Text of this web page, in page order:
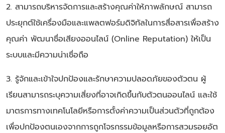
2. สามารถบริหารจัดการและสร้างคุณค่าให้ภาพลักษณ์ สามารถ
ประยุกต์ใช้เครื่องมือและแพลตฟอร์มดิจิทัลในการสื่อสารเพื่อสร้าง
คุณค่า พัฒนาชื่อเสียงออนไลน์ (Online Reputation) ให้เป็น
ระบบและมีความน่าเชื่อถือ
3. รู้จักและเข้าใจปกป้องและรักษาความปลอดภัยของตัวตน ผู้
เรียนสามารถระบุความเสี่ยงที่อาจเกิดขึ้นกับตัวตนออนไลน์ และใช้
มาตรการทางเทคโนโลยีหรือการตั้งค่าความเป็นส่วนตัวที่ถูกต้อง
เพื่อปกป้องตนเองจากการถูกโจรกรรมข้อมูลหรือการสวมรอยอัต